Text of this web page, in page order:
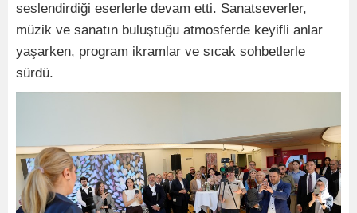
seslendirdiği eserlerle devam etti. Sanatseverler,
müzik ve sanatın buluştuğu atmosferde keyifli anlar
yaşarken, program ikramlar ve sıcak sohbetlerle
sürdü.